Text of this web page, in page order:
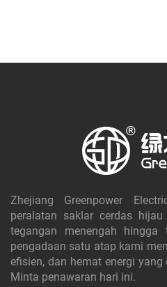
Zhejiang Greenpower
peralatan saklar cerdas
tegangan menengah
pengadaan satu atap kami
efisien, dan hemat energi
Minta penawaran hari ini.